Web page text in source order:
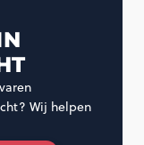
Wij helpen